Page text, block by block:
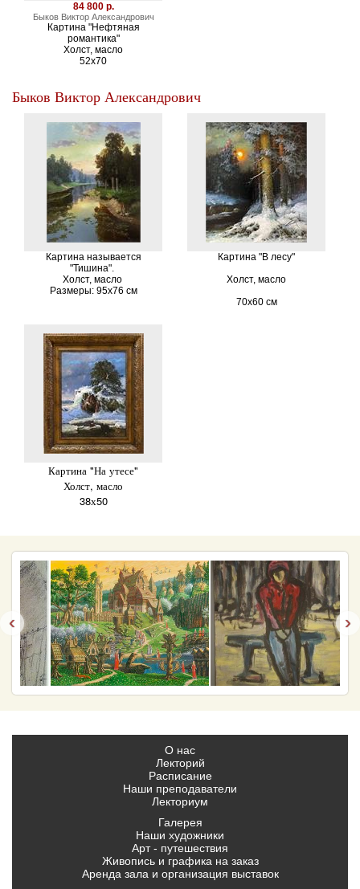
84 800 р.
Быков Виктор Александрович
Картина "Нефтяная
романтика"
Холст, масло
52х70
Быков Виктор Александрович
Картина называется
"Тишина".
Холст, масло
Размеры: 95х76 см
Картина "В лесу"
Холст, масло
70х60 см
Картина "На утесе"
Холст, масло
38х50
‹ ›
О нас
Лекторий
Расписание
Наши преподаватели
Лекториум
Галерея
Наши художники
Арт - путешествия
Живопись и графика на заказ
Аренда зала и организация выставок